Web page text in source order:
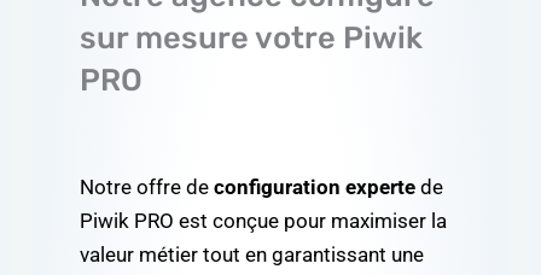
sur mesure votre Piwik
PRO
Notre offre deconfiguration experte de
Piwik PRO est conçue pour maximiser la
valeur métier tout en garantissant une